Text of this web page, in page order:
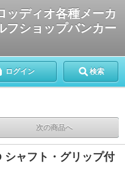
ッディオ各種メーカ
フショップバンカー
ログイン 検索
次の商品へ
シャフト・グリップ付